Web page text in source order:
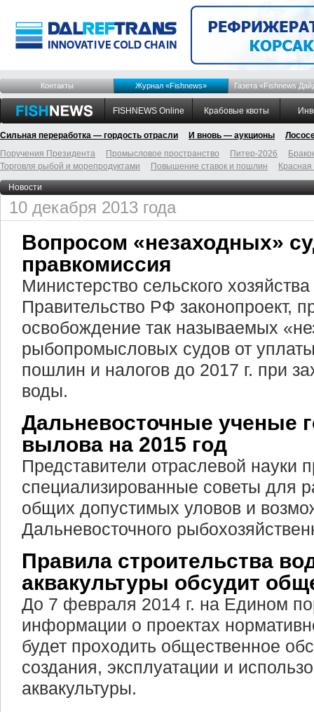
Контакты Журнал «Fishnews» Газета «Fishnews
FISHNEWS Online Крабовые квоты
Сильная переработка — гордость отрасли И вновь — аукционы
Поручения Президента
Промысловое пространство Питер-2026
Торговля рыбой и морепродуктами
Повышение ставок и пошлин
Новости
10 декабря 2013 года
Вопросом «незаходных»
правкомиссия
Министерство сельского
Правительство РФ законопроект,
освобождение так называемых
рыбопромысловых судов от
пошлин и налогов до 2017 г. при
воды.
Дальневосточные ученые
вылова на 2015 год
Представители отраслевой науки
специализированные советы для
общих допустимых уловов и
Дальневосточного
Правила строительства
аквакультуры обсудит
До 7 февраля 2014 г. на Едином
информации о проектах
будет проходить общественное
создания, эксплуатации и
аквакультуры.